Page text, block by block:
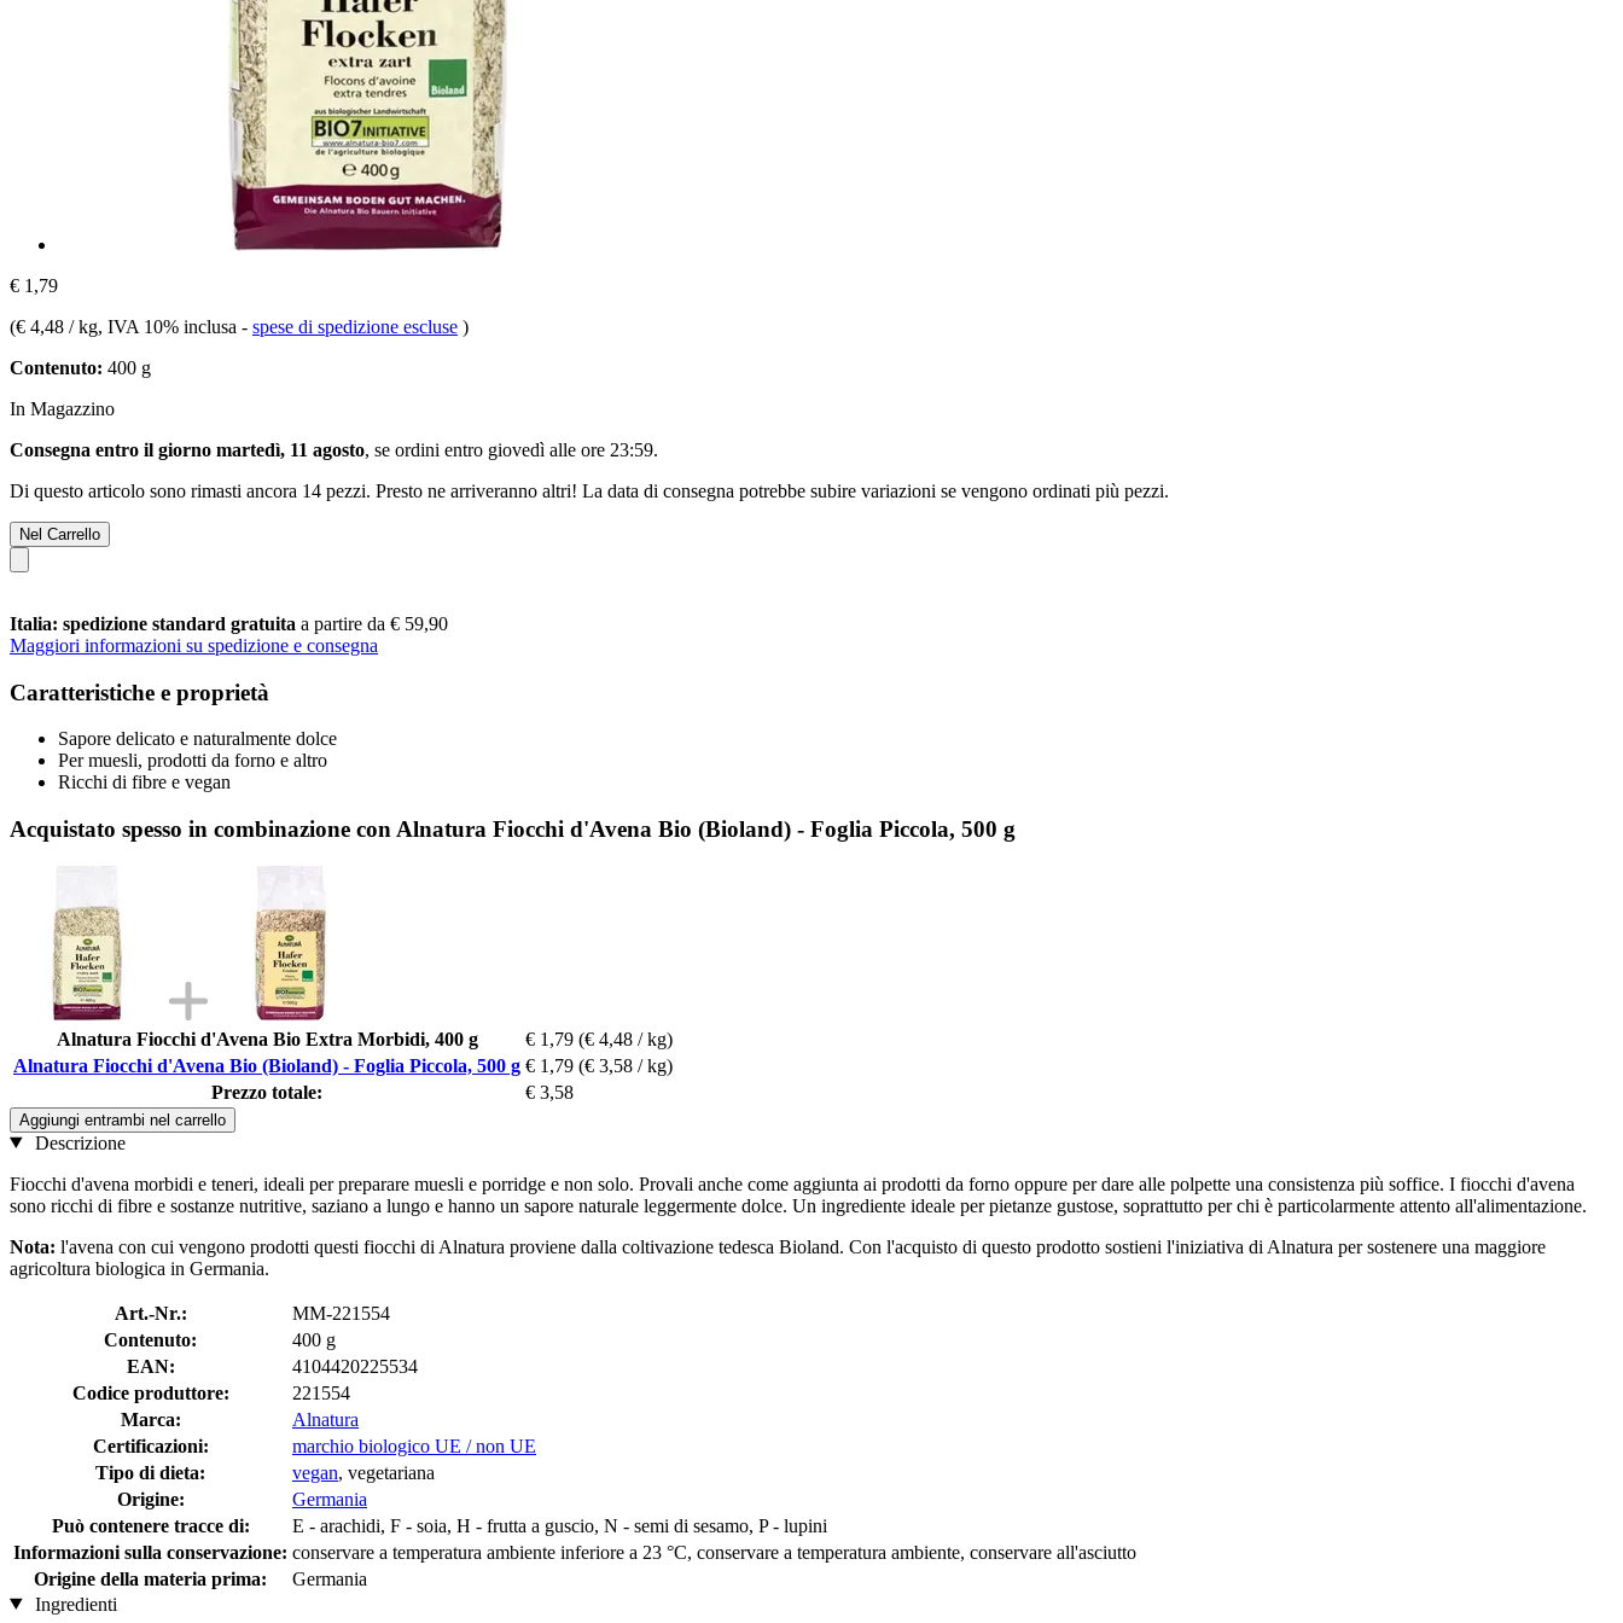
€ 1,79
(€ 4,48 / kg, IVA 10% inclusa - spese di spedizione escluse )
Contenuto: 400 g
In Magazzino
Consegna entro il giorno martedì, 11 agosto, se ordini entro giovedì alle ore 23:59.
Di questo articolo sono rimasti ancora 14 pezzi. Presto ne arriveranno altri! La data di consegna potrebbe subire variazioni se vengono ordinati più pezzi.
Nel Carrello
Italia: spedizione standard gratuita a partire da € 59,90
Maggiori informazioni su spedizione e consegna
Caratteristiche e proprietà
Sapore delicato e naturalmente dolce
Per muesli, prodotti da forno e altro
Ricchi di fibre e vegan
Acquistato spesso in combinazione con Alnatura Fiocchi d'Avena Bio (Bioland) - Foglia Piccola, 500 g
Alnatura Fiocchi d'Avena Bio Extra Morbidi, 400 g € 1,79 (€ 4,48 / kg)
Alnatura Fiocchi d'Avena Bio (Bioland) - Foglia Piccola, 500 g € 1,79 (€ 3,58 / kg)
Prezzo totale:
€ 3,58
Aggiungi entrambi nel carrello
Descrizione
Fiocchi d'avena morbidi e teneri, ideali per preparare muesli e porridge e non solo. Provali anche come aggiunta ai prodotti da forno oppure per dare alle polpette una consistenza più soffice. I fiocchi d'avena
sono ricchi di fibre e sostanze nutritive, saziano a lungo e hanno un sapore naturale leggermente dolce. Un ingrediente ideale per pietanze gustose, soprattutto per chi è particolarmente attento all'alimentazione.
Nota: l'avena con cui vengono prodotti questi fiocchi di Alnatura proviene dalla coltivazione tedesca Bioland. Con l'acquisto di questo prodotto sostieni l'iniziativa di Alnatura per sostenere una maggiore
agricoltura biologica in Germania.
Art.-Nr.:
MM-221554
Contenuto:
400 g
EAN:
4104420225534
Codice produttore:
221554
Marca:
Alnatura
Certificazioni:
marchio biologico UE / non UE
Tipo di dieta:
vegan, vegetariana
Origine:
Germania
Può contenere tracce di:
E - arachidi, F - soia, H - frutta a guscio, N - semi di sesamo, P - lupini
Informazioni sulla conservazione: conservare a temperatura ambiente inferiore a 23 °C, conservare a temperatura ambiente, conservare all'asciutto
Origine della materia prima:
Germania
Ingredienti